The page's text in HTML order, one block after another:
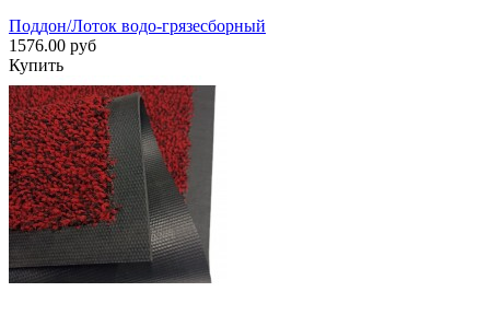
Поддон/Лоток водо-грязесборный
1576.00 руб
Купить